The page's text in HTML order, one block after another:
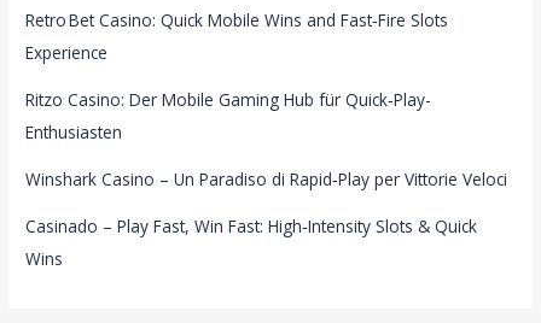
Retro Bet Casino: Quick Mobile Wins and Fast‑Fire Slots
Experience
Ritzo Casino: Der Mobile Gaming Hub für Quick‑Play-
Enthusiasten
Winshark Casino – Un Paradiso di Rapid‑Play per Vittorie Veloci
Casinado – Play Fast, Win Fast: High‑Intensity Slots & Quick
Wins